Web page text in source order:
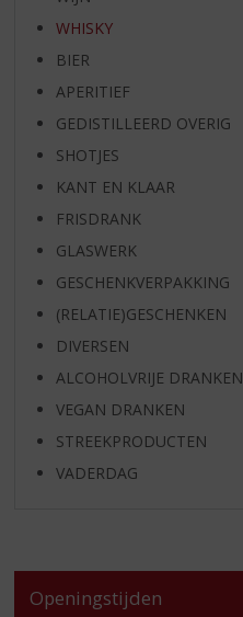
WHISKY
BIER
APERITIEF
GEDISTILLEERD OVERIG
SHOTJES
KANT EN KLAAR
FRISDRANK
GLASWERK
GESCHENKVERPAKKING
(RELATIE)GESCHENKEN
DIVERSEN
ALCOHOLVRIJE DRANKEN
VEGAN DRANKEN
STREEKPRODUCTEN
VADERDAG
Openingstijden